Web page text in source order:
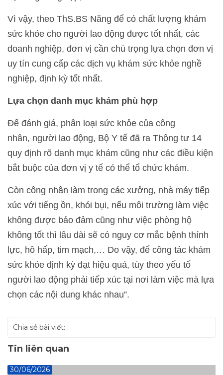
Vì vậy, theo ThS.BS Năng để có chất lượng khám
sức khỏe cho người lao động được tốt nhất, các
doanh nghiệp, đơn vị cần chú trọng lựa chọn đơn vị
uy tín cung cấp các dịch vụ khám sức khỏe nghề
nghiệp, định kỳ tốt nhất.
Lựa chọn danh mục khám phù hợp
Để đánh giá, phân loại sức khỏe của công
nhân, người lao động, Bộ Y tế đã ra Thông tư 14
quy định rõ danh mục khám cũng như các điều kiện
bắt buộc của đơn vị y tế có thể tổ chức khám.
Còn công nhân làm trong các xưởng, nhà máy tiếp
xúc với tiếng ồn, khói bụi, nếu môi trường làm việc
không được bảo đảm cũng như việc phòng hộ
không tốt thì lâu dài sẽ có nguy cơ mắc bệnh thính
lực, hô hấp, tim mạch,… Do vậy, để công tác khám
sức khỏe định kỳ đạt hiệu quả, tùy theo yếu tố
người lao động phải tiếp xúc tại nơi làm việc mà lựa
chọn các nội dung khác nhau”.
Chia sẻ bài viết:
Tin liên quan
30/06/2026